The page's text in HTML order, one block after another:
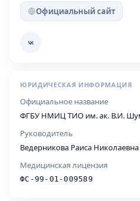
Официальный сайт
ЮРИДИЧЕСКАЯ ИНФОРМАЦИЯ
Официальное название
ФГБУ НМИЦ ТИО им. ак. В.И.
Руководитель
Ведерникова Раиса Николаевна
Медицинская лицензия
ФС-99-01-009589